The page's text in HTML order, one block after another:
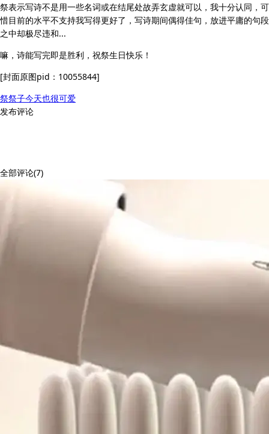
祭表示写诗不是用一些名词或在结尾处故弄玄虚就可以，我十分认同，可
惜目前的水平不支持我写得更好了，写诗期间偶得佳句，放进平庸的句段
之中却极尽违和...
嘛，诗能写完即是胜利，祝祭生日快乐！
[封面原图pid：10055844]
祭祭子今天也很可爱
发布评论
全部评论(7)